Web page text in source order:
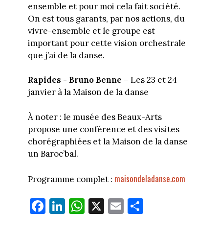
ensemble et pour moi cela fait société.
On est tous garants, par nos actions, du
vivre-ensemble et le groupe est
important pour cette vision orchestrale
que j’ai de la danse.
Rapides - Bruno Benne – Les 23 et 24
janvier à la Maison de la danse
À noter : le musée des Beaux-Arts
propose une conférence et des visites
chorégraphiées et la Maison de la danse
un Baroc’bal.
Programme complet : maisondeladanse.com
Fa
ce
Li
nk
W
ha
X E
m
Pa